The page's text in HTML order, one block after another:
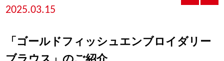
2025.03.15
「ゴールドフィッシュエンブロイダリー